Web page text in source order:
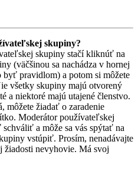
skupiny?
skupiny stačí kliknúť na
(väčšinou sa nachádza v hornej
byť pravidlom) a potom si môžete
všetky skupiny majú otvorený
a niektoré majú utajené členstvo.
môžete žiadať o zaradenie
Moderátor používateľskej
a môže sa vás spýtať na
vstúpiť. Prosím, nenadávajte
žiadosti nevyhovie. Má svoj